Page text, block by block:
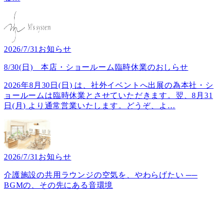
2026/7/31 お知らせ
8/30(日) 本店・ショールーム臨時休業のおしらせ
2026年8月30日(日) は、社外イベントへ出展の為本社・シ
ョールームは臨時休業とさせていただきます。翌、8月31
日(月) より通常営業いたします。どうぞ、よ …
2026/7/31 お知らせ
介護施設の共用ラウンジの空気を、やわらげたい ──
BGMの、その先にある音環境